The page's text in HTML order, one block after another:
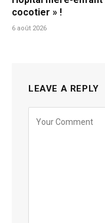
cocotier » !
6 août 2026
LEAVE A REPLY